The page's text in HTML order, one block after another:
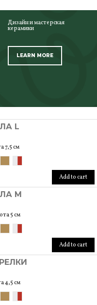
Дизайн и мастерская
керамики
LEARN MORE
L
7,5 см
Add to cart
M
5 см
Add to cart
4,5 см